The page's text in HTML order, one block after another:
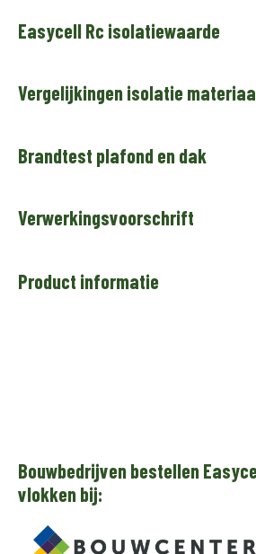
Easycell Rc isolatiewaarde
Vergelijkingen isolatie
Brandtest plafond en dak
Verwerkingsvoorschrift
Product informatie
Bouwbedrijven bestellen
vlokken bij: